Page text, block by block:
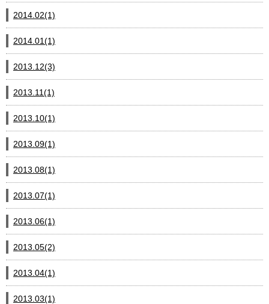
2014.02(1)
2014.01(1)
2013.12(3)
2013.11(1)
2013.10(1)
2013.09(1)
2013.08(1)
2013.07(1)
2013.06(1)
2013.05(2)
2013.04(1)
2013.03(1)